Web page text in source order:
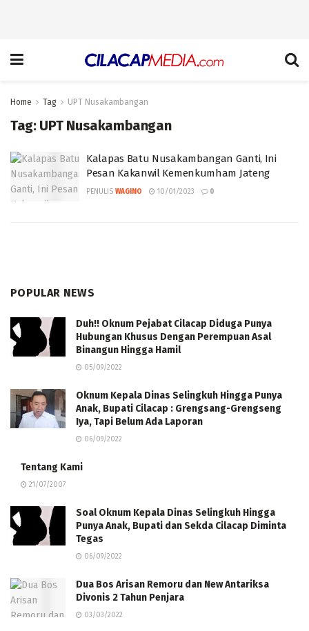
Home Tag UPT Nusakambangan
Tag: UPT Nusakambangan
Kalapas Batu Nusakambangan Ganti, Ini
Pesan Kakanwil Kemenkumham Jateng
PENULIS WAGINO 10/01/2023 0
POPULAR NEWS
Duh!! Oknum Pejabat Cilacap Diduga Punya
Hubungan Khusus Dengan Perempuan Asal
Binangun Hingga Hamil
05/09/2022
Oknum Kepala Dinas Selingkuh Hingga Punya
Anak, Bupati Cilacap : Grengsang-Grengseng
Iya, Tapi Belum Ada Laporan
06/09/2022
Tentang Kami
21/07/2007
Soal Oknum Kepala Dinas Selingkuh Hingga
Punya Anak, Bupati dan Sekda Cilacap Diminta
Tegas
06/09/2022
Dua Bos Arisan Remoru dan New Antariksa
Divonis 2 Tahun Penjara
03/03/2022